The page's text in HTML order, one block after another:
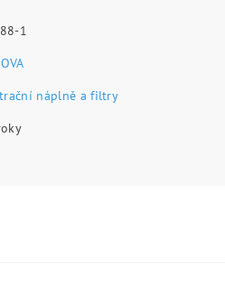
1
náplně a filtry